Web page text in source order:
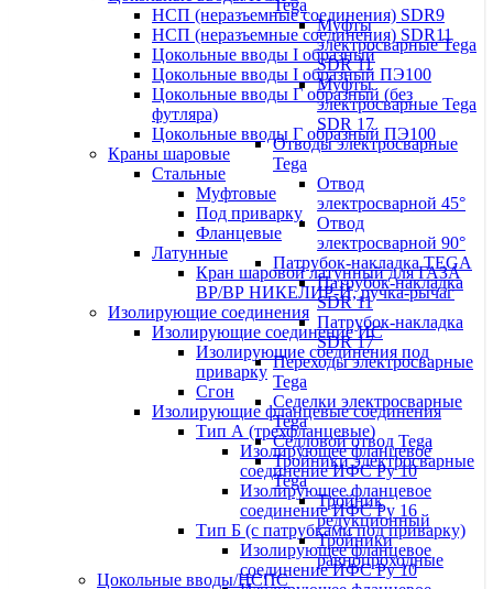
Tega
Муфты
электросварные Tega
SDR 11
Муфты
электросварные Tega
SDR 17
Отводы электросварные
Tega
Отвод
электросварной 45°
Отвод
электросварной 90°
Патрубок-накладка TEGA
Патрубок-накладка
SDR 11
Патрубок-накладка
SDR 17
Переходы электросварные
Tega
Седелки электросварные
Tega
Седловой отвод Tega
Тройники электросварные
Tega
Тройник
редукционный
Тройники
равнопроходные
Цокольные вводы/НСПС
НСП (неразъемные соединения) SDR9
НСП (неразъемные соединения) SDR11
Цокольные вводы I образный
Цокольные вводы I образный ПЭ100
Цокольные вводы Г образный (без
футляра)
Цокольные вводы Г образный ПЭ100
Краны шаровые
Стальные
Муфтовые
Под приварку
Фланцевые
Латунные
Кран шаровой латунный для ГАЗА
ВР/ВР НИКЕЛИР-Й, ручка-рычаг
Изолирующие соединения
Изолирующие соединение ИС
Изолирующие соединения под
приварку
Сгон
Изолирующие фланцевые соединения
Тип А (трехфланцевые)
Изолирующее фланцевое
соединение ИФС Ру 10
Изолирующее фланцевое
соединение ИФС Ру 16
Тип Б (с патрубками под приварку)
Изолирующее фланцевое
соединение ИФС Ру 10